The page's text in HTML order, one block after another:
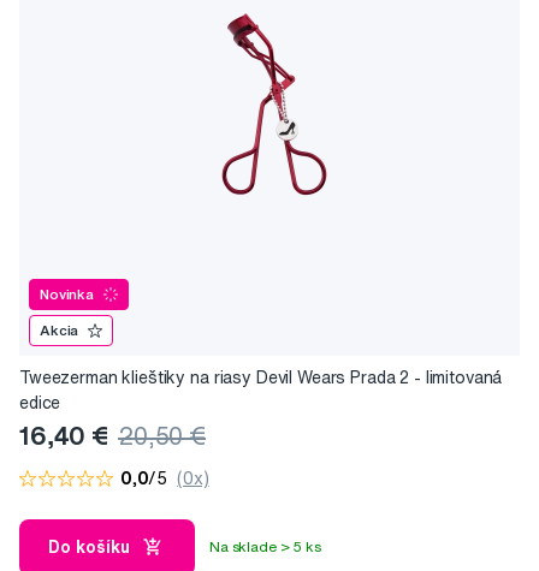
Novinka
Akcia
Tweezerman klieštiky na riasy Devil Wears Prada 2 - limitovaná
edice
16,40 € 20,50 €
0,0/5 (0x)
Do košíku Na sklade > 5 ks